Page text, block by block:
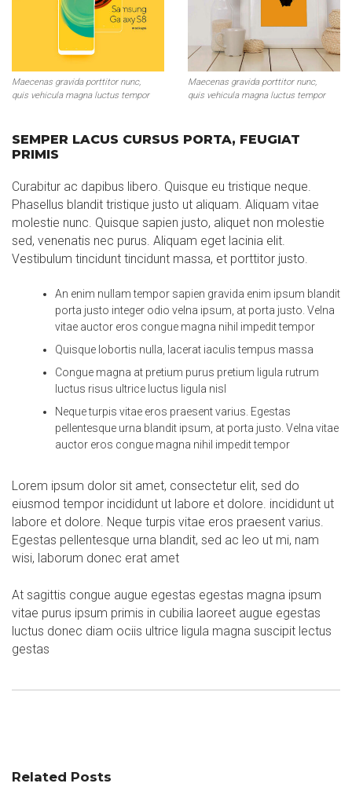
Maecenas gravida porttitor nunc,
quis vehicula magna luctus tempor
Maecenas gravida porttitor nunc,
quis vehicula magna luctus tempor
SEMPER LACUS CURSUS PORTA, FEUGIAT
PRIMIS
Curabitur ac dapibus libero. Quisque eu tristique neque.
Phasellus blandit tristique justo ut aliquam. Aliquam vitae
molestie nunc. Quisque sapien justo, aliquet non molestie
sed, venenatis nec purus. Aliquam eget lacinia elit.
Vestibulum tincidunt tincidunt massa, et porttitor justo.
An enim nullam tempor sapien gravida enim ipsum blandit
porta justo integer odio velna ipsum, at porta justo. Velna
vitae auctor eros congue magna nihil impedit tempor
Quisque lobortis nulla, lacerat iaculis tempus massa
Congue magna at pretium purus pretium ligula rutrum
luctus risus ultrice luctus ligula nisl
Neque turpis vitae eros praesent varius. Egestas
pellentesque urna blandit ipsum, at porta justo. Velna vitae
auctor eros congue magna nihil impedit tempor
Lorem ipsum dolor sit amet, consectetur elit, sed do
eiusmod tempor incididunt ut labore et dolore. incididunt ut
labore et dolore. Neque turpis vitae eros praesent varius.
Egestas pellentesque urna blandit, sed ac leo ut mi, nam
wisi, laborum donec erat amet
At sagittis congue augue egestas egestas magna ipsum
vitae purus ipsum primis in cubilia laoreet augue egestas
luctus donec diam ociis ultrice ligula magna suscipit lectus
gestas
Related Posts